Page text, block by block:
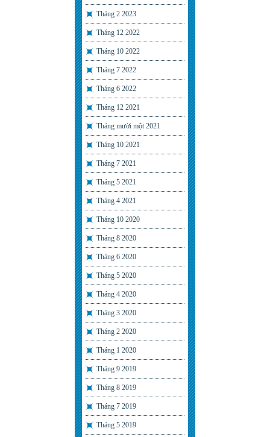
Tháng 2 2023
Tháng 12 2022
Tháng 10 2022
Tháng 7 2022
Tháng 6 2022
Tháng 12 2021
Tháng mười một 2021
Tháng 10 2021
Tháng 7 2021
Tháng 5 2021
Tháng 4 2021
Tháng 10 2020
Tháng 8 2020
Tháng 6 2020
Tháng 5 2020
Tháng 4 2020
Tháng 3 2020
Tháng 2 2020
Tháng 1 2020
Tháng 9 2019
Tháng 8 2019
Tháng 7 2019
Tháng 5 2019